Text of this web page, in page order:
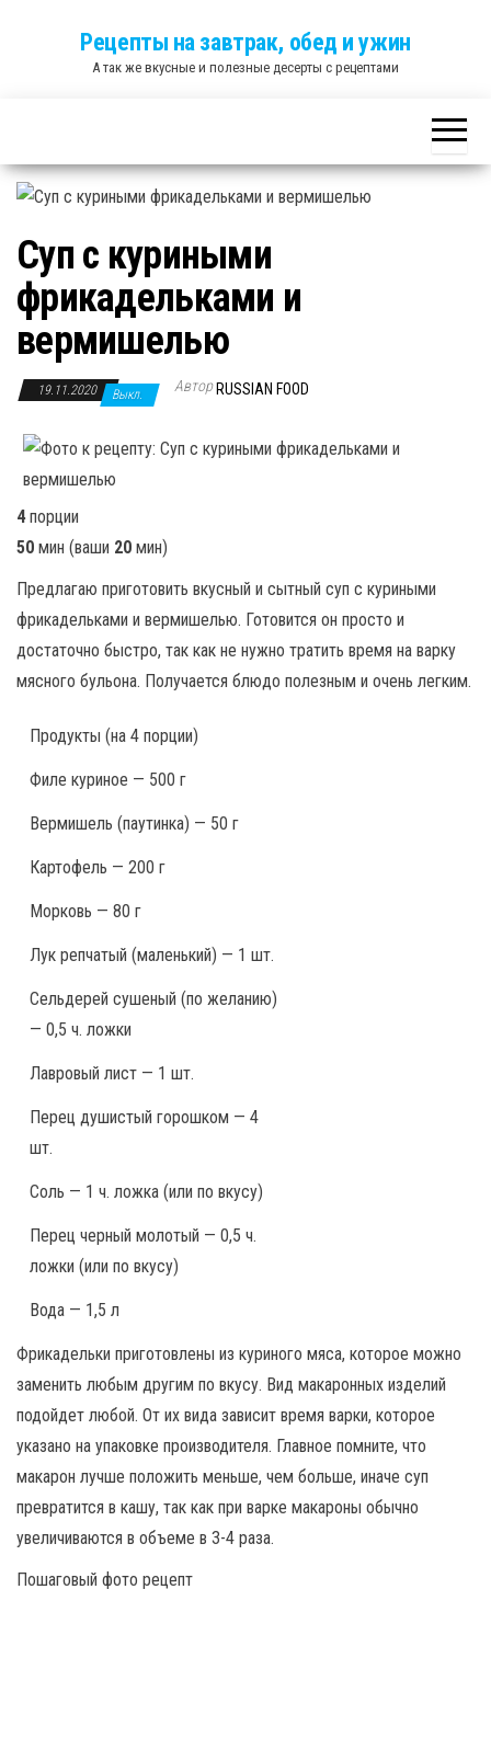
Рецепты на завтрак, обед и ужин
А так же вкусные и полезные десерты с рецептами
Суп с куриными
фрикадельками и
вермишелью
19.11.2020 Выкл. Автор RUSSIAN FOOD
4 порции
50 мин (ваши 20 мин)
Предлагаю приготовить вкусный и сытный суп с куриными
фрикадельками и вермишелью. Готовится он просто и
достаточно быстро, так как не нужно тратить время на варку
мясного бульона. Получается блюдо полезным и очень легким.
Продукты (на 4 порции)
Филе куриное — 500 г
Вермишель (паутинка) — 50 г
Картофель — 200 г
Морковь — 80 г
Лук репчатый (маленький) — 1 шт.
Сельдерей сушеный (по желанию)
— 0,5 ч. ложки
Лавровый лист — 1 шт.
Перец душистый горошком — 4
шт.
Соль — 1 ч. ложка (или по вкусу)
Перец черный молотый — 0,5 ч.
ложки (или по вкусу)
Вода — 1,5 л
Фрикадельки приготовлены из куриного мяса, которое можно
заменить любым другим по вкусу. Вид макаронных изделий
подойдет любой. От их вида зависит время варки, которое
указано на упаковке производителя. Главное помните, что
макарон лучше положить меньше, чем больше, иначе суп
превратится в кашу, так как при варке макароны обычно
увеличиваются в объеме в 3-4 раза.
Пошаговый фото рецепт